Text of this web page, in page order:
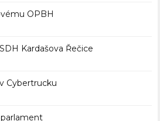
OPBH
Kardašova Řečice
Cybertrucku